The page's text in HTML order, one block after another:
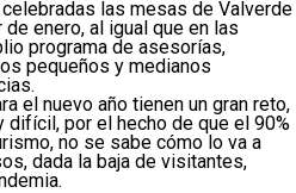
las mesas de Valverde
enero, al igual que en las
programa de asesorías,
pequeños y medianos
el nuevo año tienen un gran reto,
difícil, por el hecho de que el 90%
no se sabe cómo lo va a
dada la baja de visitantes,